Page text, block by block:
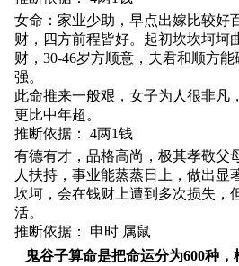
女命：家业少助，早点出嫁比较好
财，四方前程皆好。起初坎坎坷坷
财，30-46岁方顺意，夫君和顺方
强。
此命推来一般艰，女子为人很非凡
更比中年超。
推断依据： 4两1钱
有德有才，品格高尚，极其孝敬父
人扶持，事业能蒸蒸日上，做出显
坎坷，会在钱财上遭到多次损失，
活。
推断依据： 申时 属鼠
鬼谷子算命是把命运分为600种